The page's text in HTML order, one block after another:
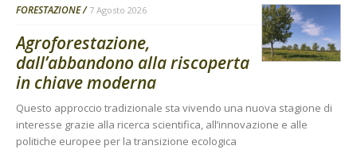
FORESTAZIONE 7 Agosto 2026
Agroforestazione,
dall’abbandono alla riscoperta
in chiave moderna
Questo approccio tradizionale sta vivendo una nuova stagione di
interesse grazie alla ricerca scientifica, all’innovazione e alle
politiche europee per la transizione ecologica